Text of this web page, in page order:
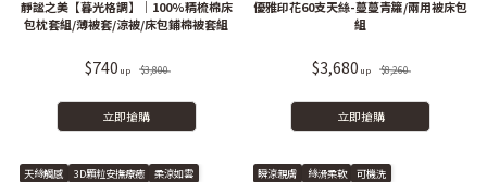
靜謐之美【暮光格調】｜100%精梳棉床
包枕套組/薄被套/涼被/床包鋪棉被套組
$740 $3,800
立即搶購
優雅印花60支天絲-蔓蔓青籮/兩用被床包
組
$3,680 $8,260
立即搶購
天絲觸感 3D顆粒安撫療癒 柔涼如雲 瞬涼親膚 絲滑柔軟 可機洗